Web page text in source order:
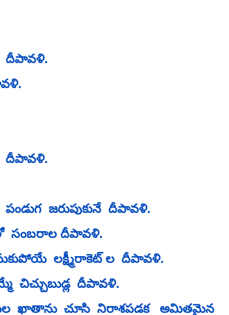
దీపావళి.
దీపావళి.
పండుగ  జరుపుకునే  దీపావళి.
సంబరాల దీపావళి.
లక్ష్మీరాకెట్ ల  దీపావళి.
చిచ్చుబుడ్ల  దీపావళి.
ఖాతాను  చూసి  నిరాశపడక   అమితమైన